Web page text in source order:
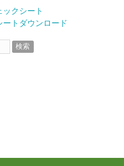
トダウンロード